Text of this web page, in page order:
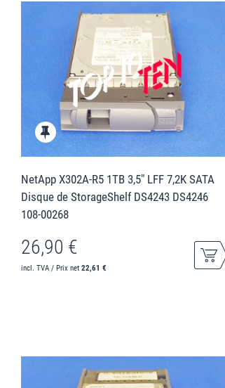
NetApp X302A-R5 1TB 3,5" LFF 7,2K SATA
Disque de StorageShelf DS4243 DS4246
108-00268
26,90 €
incl. TVA / Prix net 22,61 €